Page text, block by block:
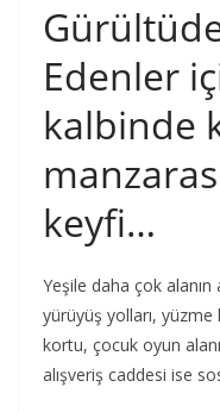
Edenler
kalbinde
keyfi…
Yeşile daha çok alanın
yürüyüş yolları,
kortu, çocuk oyun
alışveriş caddesi ise